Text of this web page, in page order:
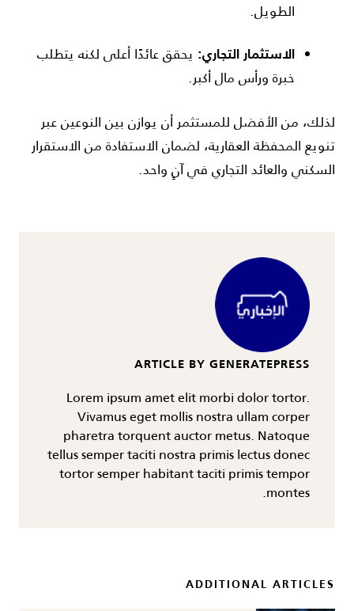
الطويل.
الاستثمار التجاري: يحقق عائدًا أعلى لكنه يتطلب
خبرة ورأس مال أكبر.
لذلك، من الأفضل للمستثمر أن يوازن بين النوعين عبر
تنويع المحفظة العقارية، لضمان الاستفادة من الاستقرار
السكني والعائد التجاري في آنٍ واحد.
ARTICLE BY GENERATEPRESS
Lorem ipsum amet elit morbi dolor tortor.
Vivamus eget mollis nostra ullam corper
pharetra torquent auctor metus. Natoque
tellus semper taciti nostra primis lectus donec
tortor semper habitant taciti primis tempor
montes.
ADDITIONAL ARTICLES